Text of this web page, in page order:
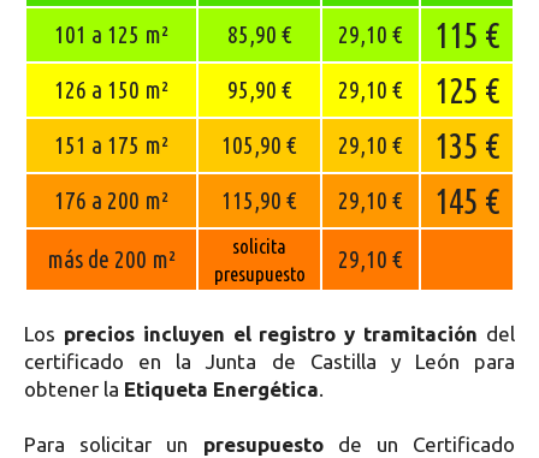
101 a 125 m² 85,90 € 29,10 € 115 €
126 a 150 m² 95,90 € 29,10 € 125 €
151 a 175 m² 105,90 € 29,10 € 135 €
176 a 200 m² 115,90 € 29,10 € 145 €
más de 200 m²
solicita
presupuesto
29,10 €
Los precios incluyen el registro y tramitación del
certificado en la Junta de Castilla y León para
obtener la Etiqueta Energética.
Para solicitar un presupuestode un Certificado